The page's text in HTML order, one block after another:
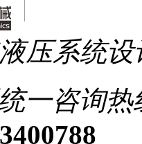
压系统设
一咨询热